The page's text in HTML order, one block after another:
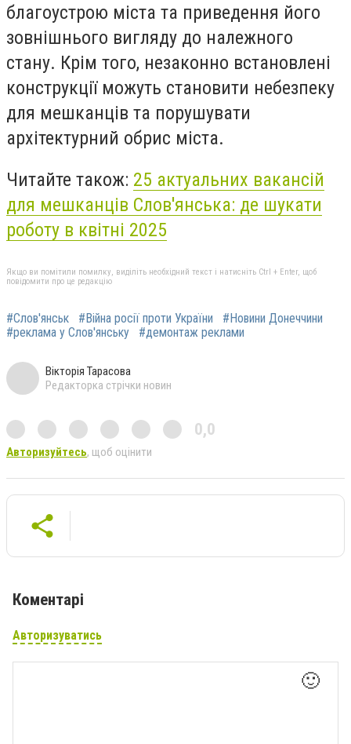
благоустрою міста та приведення його
зовнішнього вигляду до належного
стану. Крім того, незаконно встановлені
конструкції можуть становити небезпеку
для мешканців та порушувати
архітектурний обрис міста.
Читайте також: 25 актуальних вакансій
для мешканців Слов'янська: де шукати
роботу в квітні 2025
Якщо ви помітили помилку, виділіть необхідний текст і натисніть Ctrl + Enter, щоб
повідомити про це редакцію
#Слов'янськ #Війна росії проти України
#Новини Донеччини
#реклама у Слов'янську
#демонтаж реклами
Вікторія Тарасова
Редакторка стрічки новин
0,0
Авторизуйтесь, щоб оцінити
Коментарі
Авторизуватись
🙂